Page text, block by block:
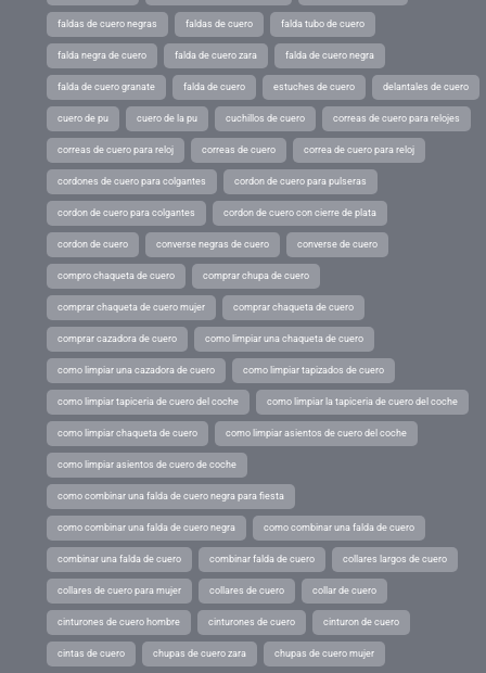
faldas de cuero negras faldas de cuero falda tubo de cuero
falda negra de cuero falda de cuero zara falda de cuero negra
falda de cuero granate falda de cuero estuches de cuero delantales de cuero
cuero de pu cuero de la pu cuchillos de cuero correas de cuero para relojes
correas de cuero para reloj correas de cuero correa de cuero para reloj
cordones de cuero para colgantes cordon de cuero para pulseras
cordon de cuero para colgantes cordon de cuero con cierre de plata
cordon de cuero converse negras de cuero converse de cuero
compro chaqueta de cuero comprar chupa de cuero
comprar chaqueta de cuero mujer comprar chaqueta de cuero
comprar cazadora de cuero como limpiar una chaqueta de cuero
como limpiar una cazadora de cuero como limpiar tapizados de cuero
como limpiar tapiceria de cuero del coche como limpiar la tapiceria de cuero del coche
como limpiar chaqueta de cuero como limpiar asientos de cuero del coche
como limpiar asientos de cuero de coche
como combinar una falda de cuero negra para fiesta
como combinar una falda de cuero negra como combinar una falda de cuero
combinar una falda de cuero combinar falda de cuero collares largos de cuero
collares de cuero para mujer collares de cuero collar de cuero
cinturones de cuero hombre cinturones de cuero cinturon de cuero
cintas de cuero chupas de cuero zara chupas de cuero mujer